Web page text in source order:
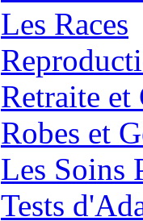
Les Races
Retraite
Robes et
Les Soins
Tests